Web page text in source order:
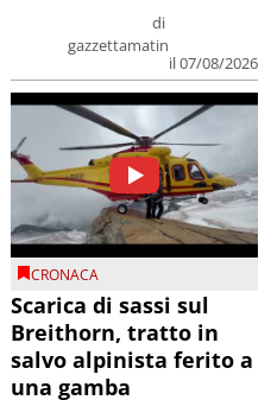
di
gazzettamatin
il 07/08/2026
CRONACA
Scarica di sassi sul
Breithorn, tratto in
salvo alpinista ferito a
una gamba